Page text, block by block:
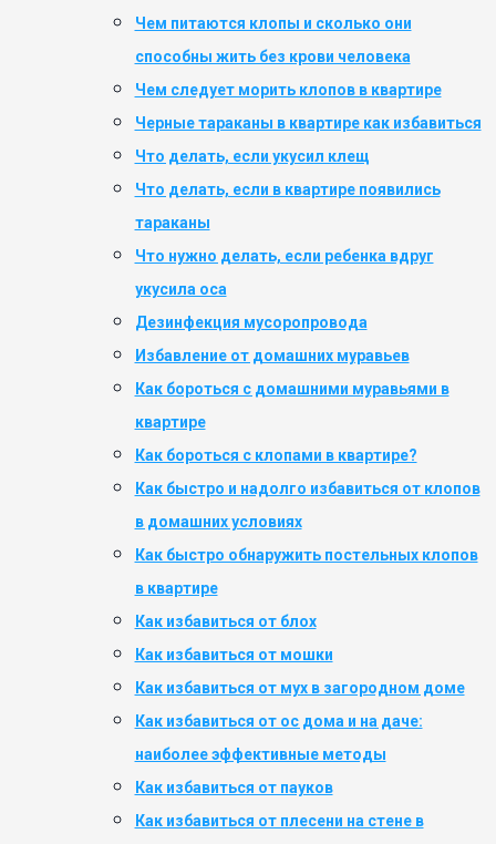
Чем питаются клопы и сколько они
способны жить без крови человека
Чем следует морить клопов в квартире
Черные тараканы в квартире как избавиться
Что делать, если укусил клещ
Что делать, если в квартире появились
тараканы
Что нужно делать, если ребенка вдруг
укусила оса
Дезинфекция мусоропровода
Избавление от домашних муравьев
Как бороться с домашними муравьями в
квартире
Как бороться с клопами в квартире?
Как быстро и надолго избавиться от клопов
в домашних условиях
Как быстро обнаружить постельных клопов
в квартире
Как избавиться от блох
Как избавиться от мошки
Как избавиться от мух в загородном доме
Как избавиться от ос дома и на даче:
наиболее эффективные методы
Как избавиться от пауков
Как избавиться от плесени на стене в